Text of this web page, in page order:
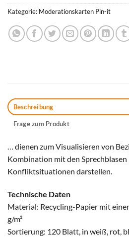
Kategorie: Moderationskarten Pin-it
Beschreibung
Frage zum Produkt
… dienen zum Visualisieren von
Kombination mit den Sprechblasen
Konfliktsituationen darstellen.
Technische Daten
Material: Recycling-Papier mit
g/m²
Sortierung: 120 Blatt, in weiß, rot,